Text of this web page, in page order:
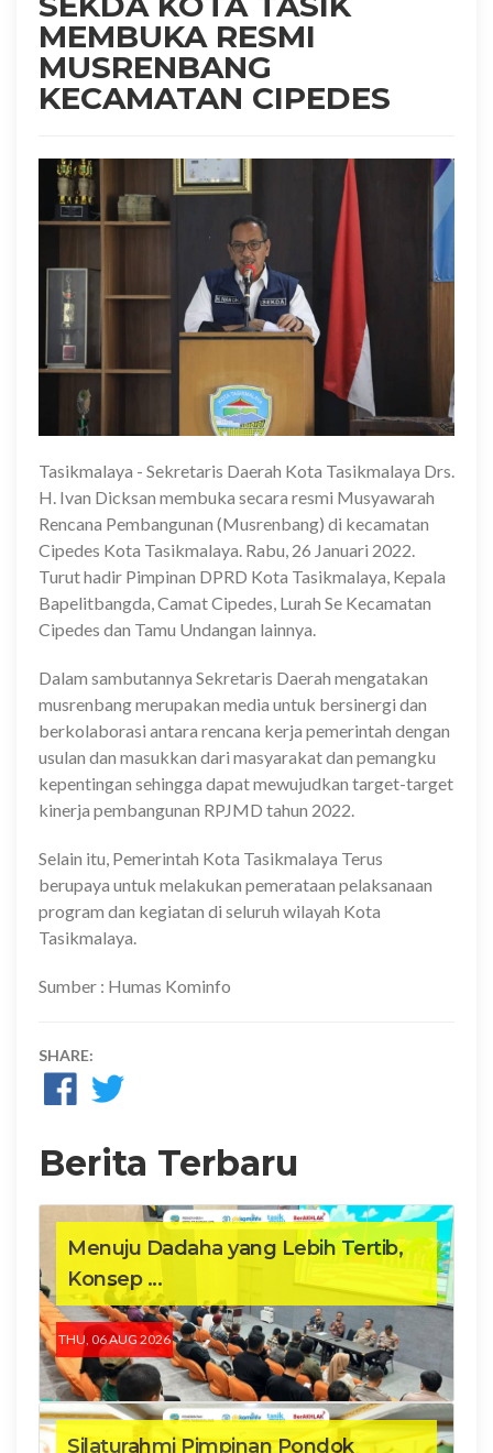
MEMBUKA RESMI
MUSRENBANG
KECAMATAN CIPEDES
Tasikmalaya - Sekretaris Daerah Kota Tasikmalaya Drs.
H. Ivan Dicksan membuka secara resmi Musyawarah
Rencana Pembangunan (Musrenbang) di kecamatan
Cipedes Kota Tasikmalaya. Rabu, 26 Januari 2022.
Turut hadir Pimpinan DPRD Kota Tasikmalaya, Kepala
Bapelitbangda, Camat Cipedes, Lurah Se Kecamatan
Cipedes dan Tamu Undangan lainnya.
Dalam sambutannya Sekretaris Daerah mengatakan
musrenbang merupakan media untuk bersinergi dan
berkolaborasi antara rencana kerja pemerintah dengan
usulan dan masukkan dari masyarakat dan pemangku
kepentingan sehingga dapat mewujudkan target-target
kinerja pembangunan RPJMD tahun 2022.
Selain itu, Pemerintah Kota Tasikmalaya Terus
berupaya untuk melakukan pemerataan pelaksanaan
program dan kegiatan di seluruh wilayah Kota
Tasikmalaya.
Sumber : Humas Kominfo
SHARE:
Berita Terbaru
Menuju Dadaha yang Lebih Tertib,
Konsep ...
THU, 06 AUG 2026
Silaturahmi Pimpinan Pondok